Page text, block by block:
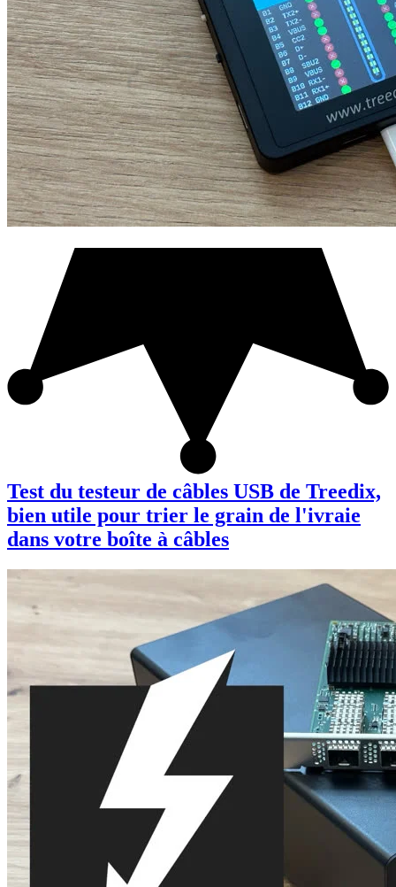
Test du testeur de câbles USB de Treedix,
bien utile pour trier le grain de l'ivraie
dans votre boîte à câbles